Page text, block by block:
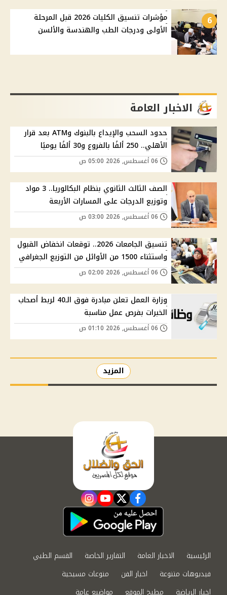
6
مؤشرات تنسيق الكليات 2026 قبل المرحلة
الأولى ودرجات الطب والهندسة والألسن
الاخبار العامة
حدود السحب والإيداع بالبنوك وATM بعد قرار
الأهلي.. 250 ألفًا بالفروع و30 ألفًا يوميًا
الصف الثالث الثانوي بنظام البكالوريا.. 3 مواد
وتوزيع الدرجات على المسارات الأربعة
تنسيق الجامعات 2026.. توقعات انخفاض القبول
واستثناء 1500 من الأوائل من التوزيع الجغرافي
وزارة العمل تعلن مبادرة فوق الـ40 لربط أصحاب
الخبرات بفرص عمل مناسبة
المزيد
facebook
twitter
youtube
instagram
الرئيسية الاخبار العامة التقارير الخاصة
القسم الطبي
فيديوهات متنوعة
اخبار الفن
منوعات مسيحية
اخبار الرياضة
مطبخ الموقع مواضيع عامة